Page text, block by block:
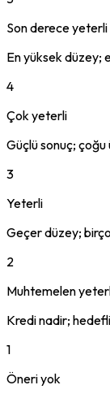
Son derece yeterli
En yüksek düzey;
4
Çok yeterli
Güçlü sonuç;
3
Yeterli
Geçer düzey;
2
Muhtemelen
Kredi nadir;
1
Öneri yok